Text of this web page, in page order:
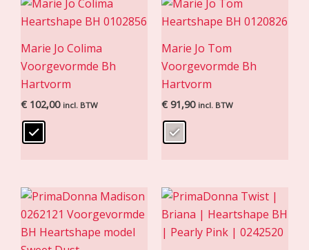
Marie Jo Colima
Voorgevormde Bh
Hartvorm
€ 102,00 incl. BTW
Marie Jo Tom
Voorgevormde Bh
Hartvorm
€ 91,90 incl. BTW